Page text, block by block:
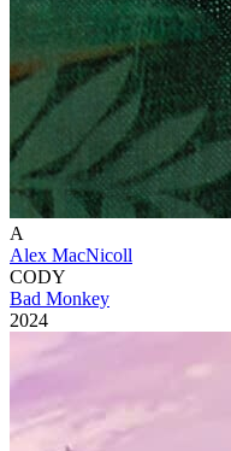
A
Alex MacNicoll
CODY
Bad Monkey
2024